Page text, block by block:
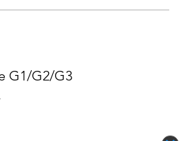
G1/G2/G3